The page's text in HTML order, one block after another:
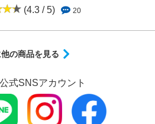
(4.3 / 5) 20
の商品を見る
式SNSアカウント